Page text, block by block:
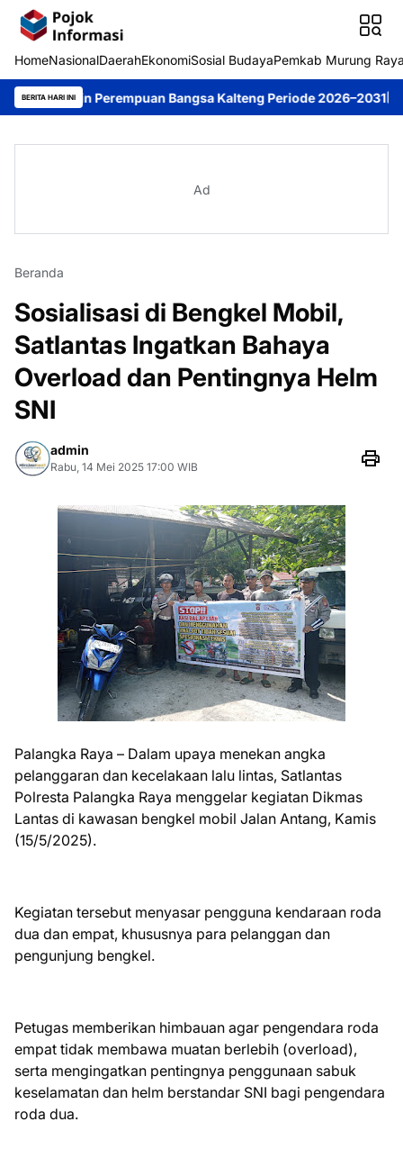
HomeNasionalDaerahEkonomiSosial BudayaPemkab Murung
BERITA HARI INI
Perempuan Bangsa Kalteng Periode 2026–2031 DPRD
Ad
Beranda
Sosialisasi di Bengkel Mobil,
Satlantas Ingatkan Bahaya
Overload dan Pentingnya Helm
SNI
admin
Rabu, 14 Mei 2025 17:00 WIB
Palangka Raya – Dalam upaya menekan angka
pelanggaran dan kecelakaan lalu lintas, Satlantas
Polresta Palangka Raya menggelar kegiatan Dikmas
Lantas di kawasan bengkel mobil Jalan Antang, Kamis
(15/5/2025).
Kegiatan tersebut menyasar pengguna kendaraan roda
dua dan empat, khususnya para pelanggan dan
pengunjung bengkel.
Petugas memberikan himbauan agar pengendara roda
empat tidak membawa muatan berlebih (overload),
serta mengingatkan pentingnya penggunaan sabuk
keselamatan dan helm berstandar SNI bagi pengendara
roda dua.